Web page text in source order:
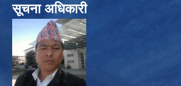
सूचना अधिकारी